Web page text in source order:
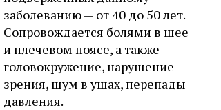
заболеванию — от 40 до 50 лет.
Сопровождается болями в шее
и плечевом поясе, а также
головокружение, нарушение
зрения, шум в ушах, перепады
давления.